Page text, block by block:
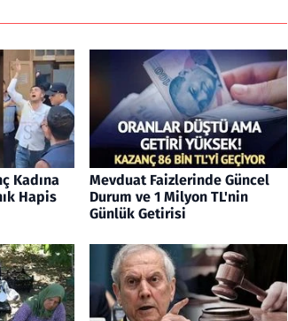
Kadına
Hapis
Mevduat Faizlerinde Güncel
Durum ve 1 Milyon TL'nin
Günlük Getirisi